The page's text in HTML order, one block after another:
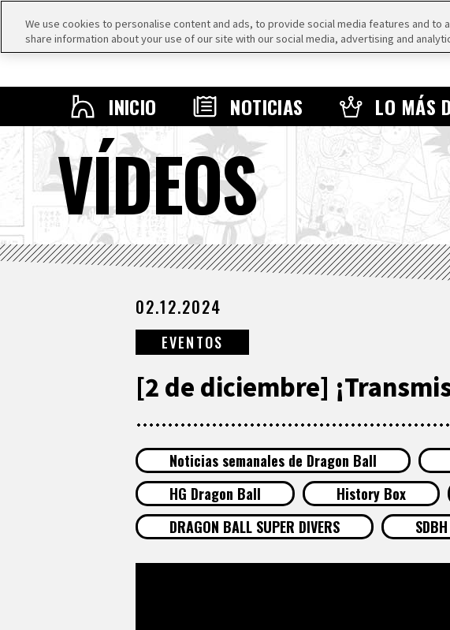
INICIO NOTICIAS LO MÁS
VÍDEOS
02.12.2024
EVENTOS
[2 de diciembre]
Noticias semanales de Dragon Ball
HG Dragon Ball
History Box
DRAGON BALL SUPER DIVERS
We use cookies to personalise content and ads, to provide social media features and to
share information about your use of our site with our social media, advertising and